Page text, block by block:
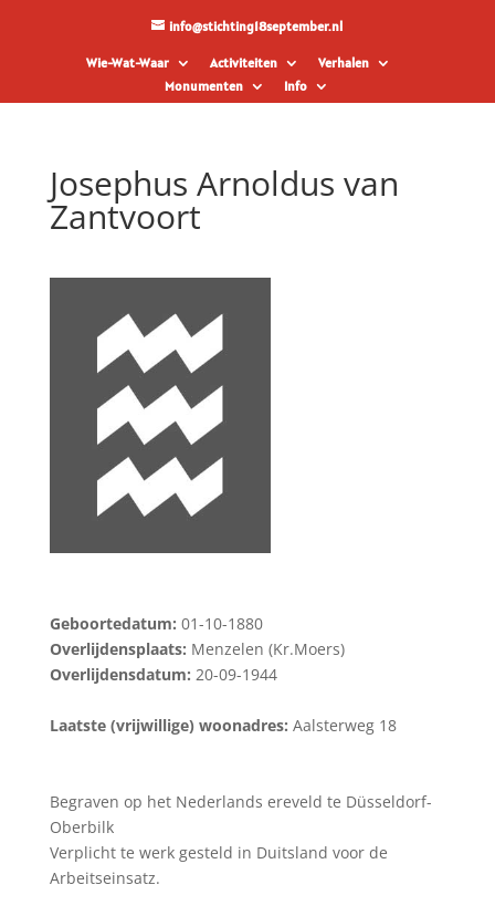
info@stichting18september.nl
Wie-Wat-Waar Activiteiten
Verhalen
Monumenten
Info
Josephus Arnoldus van
Zantvoort
Geboortedatum: 01-10-1880
Overlijdensplaats: Menzelen (Kr.Moers)
Overlijdensdatum: 20-09-1944
Laatste (vrijwillige) woonadres: Aalsterweg 18
Begraven op het Nederlands ereveld te Düsseldorf-
Oberbilk
Verplicht te werk gesteld in Duitsland voor de
Arbeitseinsatz.